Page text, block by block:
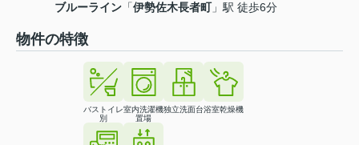
ブルーライン 「伊勢佐木長者町」駅 徒歩6分
物件の特徴
バストイレ
別
室内洗濯機
置場
独立洗面台浴室乾燥機